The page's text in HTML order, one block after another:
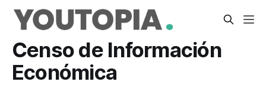
Censo de Información
Económica